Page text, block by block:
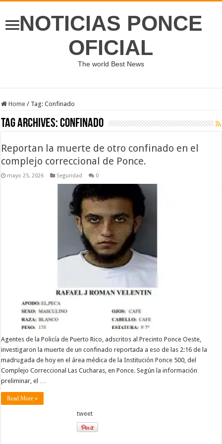
NOTICIAS PONCE
OFICIAL
The world Best News
Home / Tag:Confinado
Tag Archives:Confinado
Reportan la muerte de otro confinado en el
complejo correccional de Ponce.
mayo 25, 2026 Seguridad 0
Agentes de la Policía de Puerto Rico, adscritos al Precinto Ponce Oeste,
investigaron la muerte de un confinado reportada a eso de las 2:16 de la
madrugada de hoy en el área médica de la Institución Ponce 500, del
Complejo Correccional Las Cucharas, en Ponce. Según la información
preliminar, el …
Read More »
tweet